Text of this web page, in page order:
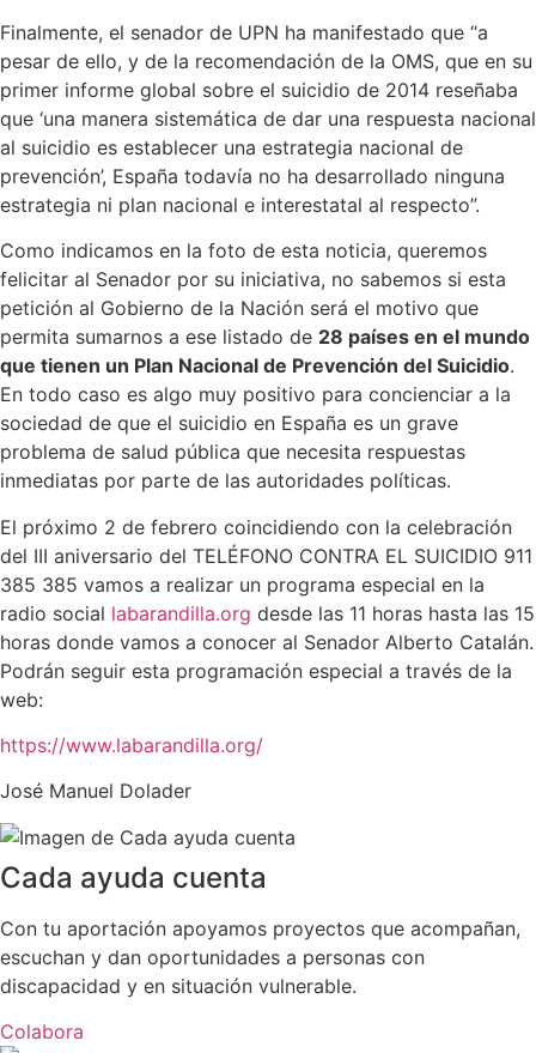
Finalmente, el senador de UPN ha manifestado que “a
pesar de ello, y de la recomendación de la OMS, que en su
primer informe global sobre el suicidio de 2014 reseñaba
que ‘una manera sistemática de dar una respuesta nacional
al suicidio es establecer una estrategia nacional de
prevención’, España todavía no ha desarrollado ninguna
estrategia ni plan nacional e interestatal al respecto”.
Como indicamos en la foto de esta noticia, queremos
felicitar al Senador por su iniciativa, no sabemos si esta
petición al Gobierno de la Nación será el motivo que
permita sumarnos a ese listado de 28 países en el mundo
que tienen un Plan Nacional de Prevención del Suicidio.
En todo caso es algo muy positivo para concienciar a la
sociedad de que el suicidio en España es un grave
problema de salud pública que necesita respuestas
inmediatas por parte de las autoridades políticas.
El próximo 2 de febrero coincidiendo con la celebración
del III aniversario del TELÉFONO CONTRA EL SUICIDIO 911
385 385 vamos a realizar un programa especial en la
radio social labarandilla.org desde las 11 horas hasta las 15
horas donde vamos a conocer al Senador Alberto Catalán.
Podrán seguir esta programación especial a través de la
web:
https://www.labarandilla.org/
José Manuel Dolader
Cada ayuda cuenta
Con tu aportación apoyamos proyectos que acompañan,
escuchan y dan oportunidades a personas con
discapacidad y en situación vulnerable.
Colabora